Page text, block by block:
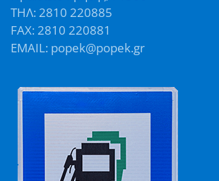
ΤΗΛ: 2810 220885
FAX: 2810 220881
EMAIL: popek@popek.gr